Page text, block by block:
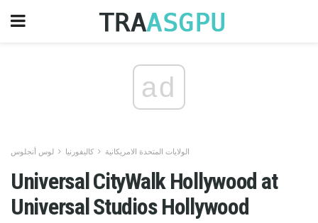
ad
الولايات المتحدة الامريكانية كاليفورنيا لوس أنجلوس
Universal CityWalk Hollywood at
Universal Studios Hollywood